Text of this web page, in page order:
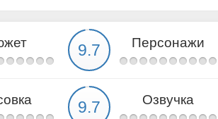
Персонажи
Озвучка